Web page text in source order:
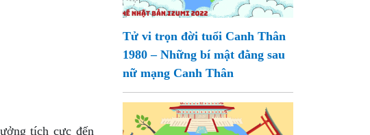
tích cực đến
Tử vi trọn đời tuổi Canh Thân
1980 – Những bí mật đằng sau
nữ mạng Canh Thân